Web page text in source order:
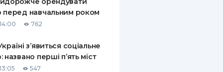
ВІД
ВИПАДКІВ
ПУТІВНИКИ ПО
перед навчальним роком
762
з’явиться соціальне
названо перші п’ять міст
547